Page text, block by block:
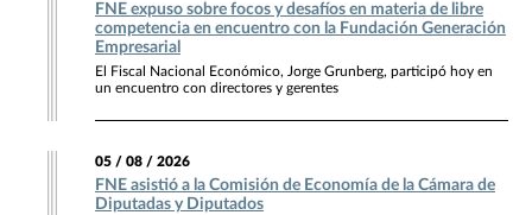
FNE expuso sobre focos y desafíos en materia de libre
competencia en encuentro con la Fundación Generación
Empresarial
El Fiscal Nacional Económico, Jorge Grunberg, participó hoy en
un encuentro con directores y gerentes
05 / 08 / 2026
FNE asistió a la Comisión de Economía de la Cámara de
Diputadas y Diputados